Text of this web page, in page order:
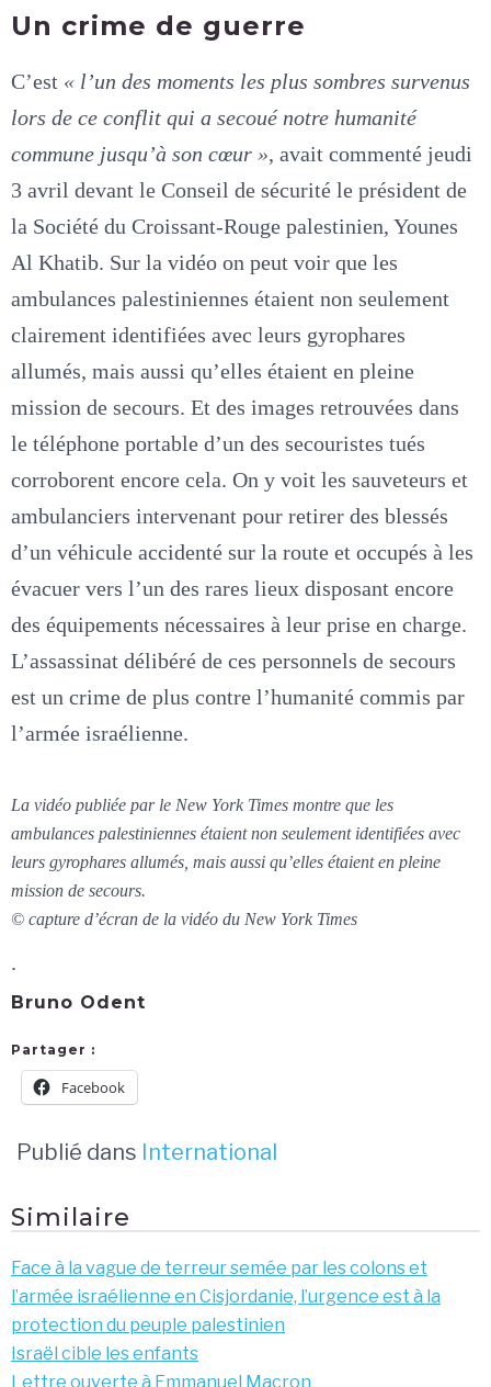
Un crime de guerre
C’est « l’un des moments les plus sombres survenus
lors de ce conflit qui a secoué notre humanité
commune jusqu’à son cœur », avait commenté jeudi
3 avril devant le Conseil de sécurité le président de
la Société du Croissant-Rouge palestinien, Younes
Al Khatib. Sur la vidéo on peut voir que les
ambulances palestiniennes étaient non seulement
clairement identifiées avec leurs gyrophares
allumés, mais aussi qu’elles étaient en pleine
mission de secours. Et des images retrouvées dans
le téléphone portable d’un des secouristes tués
corroborent encore cela. On y voit les sauveteurs et
ambulanciers intervenant pour retirer des blessés
d’un véhicule accidenté sur la route et occupés à les
évacuer vers l’un des rares lieux disposant encore
des équipements nécessaires à leur prise en charge.
L’assassinat délibéré de ces personnels de secours
est un crime de plus contre l’humanité commis par
l’armée israélienne.
La vidéo publiée par le New York Times montre que les
ambulances palestiniennes étaient non seulement identifiées avec
leurs gyrophares allumés, mais aussi qu’elles étaient en pleine
mission de secours.
© capture d’écran de la vidéo du New York Times
.
Bruno Odent
Partager :
Facebook
Publié dans International
Similaire
Face à la vague de terreur semée par les colons et
l’armée israélienne en Cisjordanie, l’urgence est à la
protection du peuple palestinien
Israël cible les enfants
Lettre ouverte à Emmanuel Macron